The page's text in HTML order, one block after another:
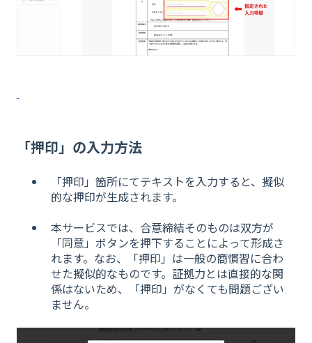
「押印」の入力方法
「押印」箇所にてテキストを入力すると、擬似
的な押印が生成されます。
本サービスでは、合意締結そのものは双方が
「同意」ボタンを押下することによって形成さ
れます。なお、「押印」は一般の商慣習に合わ
せた擬似的なものです。証拠力とは直接的な関
係はないため、「押印」がなくても問題ござい
ません。